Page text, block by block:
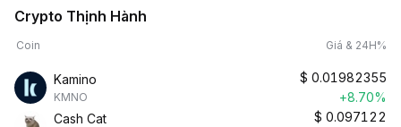
Crypto Thịnh Hành
Coin Giá & 24H%
Kamino
KMNO
$ 0.01982355
+8.70%
Cash Cat
$ 0.097122